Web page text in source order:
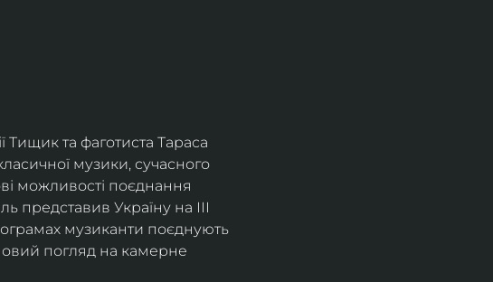
Тищик та фаготиста Тараса
музики, сучасного
можливості поєднання
представив Україну на ІІІ
музиканти поєднують
погляд на камерне